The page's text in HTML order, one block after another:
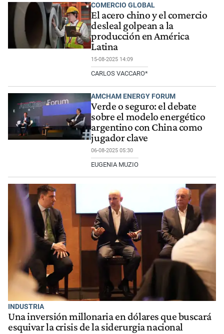
COMERCIO GLOBAL
El acero chino y el comercio
desleal golpean a la
producción en América
Latina
15-08-2025 14:09
CARLOS VACCARO*
AMCHAM ENERGY FORUM
Verde o seguro: el debate
sobre el modelo energético
argentino con China como
jugador clave
06-08-2025 05:30
EUGENIA MUZIO
INDUSTRIA
Una inversión millonaria en dólares que buscará
esquivar la crisis de la siderurgia nacional